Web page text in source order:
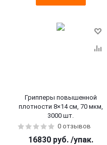
Грипперы повышенной
плотности 8×14 см, 70 мкм,
3000 шт.
0 отзывов
16830 руб. /упак.